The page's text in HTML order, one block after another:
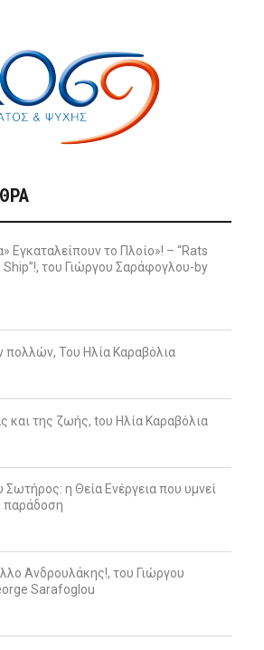
Εγκαταλείπουν το Πλοίο»! – “Rats
του Γιώργου Σαράφογλου-by
πολλών, Του Ηλία Καραβόλια
και της ζωής, tου Ηλία Καραβόλια
η Θεία Ενέργεια που υμνεί
παράδοση
Ανδρουλάκης!, του Γιώργου
Sarafoglou